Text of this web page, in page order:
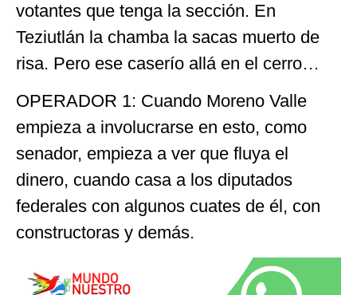
votantes que tenga la sección. En
Teziutlán la chamba la sacas muerto de
risa. Pero ese caserío allá en el cerro…
OPERADOR 1: Cuando Moreno Valle
empieza a involucrarse en esto, como
senador, empieza a ver que fluya el
dinero, cuando casa a los diputados
federales con algunos cuates de él, con
constructoras y demás.